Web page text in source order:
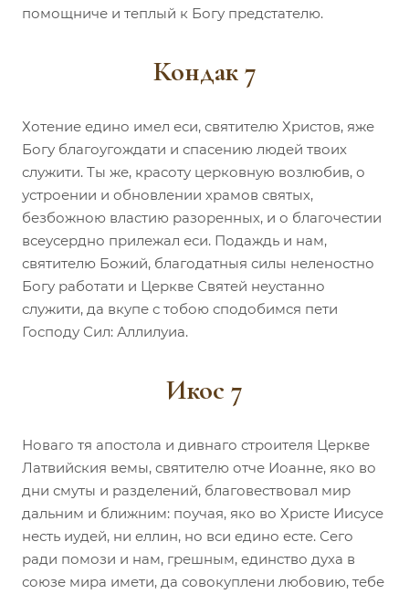
помощниче и теплый к Богу предстателю.
Кондак 7
Хотение едино имел еси, святителю Христов, яже
Богу благоугождати и спасению людей твоих
служити. Ты же, красоту церковную возлюбив, о
устроении и обновлении храмов святых,
безбожною властию разоренных, и о благочестии
всеусердно прилежал еси. Подаждь и нам,
святителю Божий, благодатныя силы неленостно
Богу работати и Церкве Святей неустанно
служити, да вкупе с тобою сподобимся пети
Господу Сил: Аллилуиа.
Икос 7
Новаго тя апостола и дивнаго строителя Церкве
Латвийския вемы, святителю отче Иоанне, яко во
дни смуты и разделений, благовествовал мир
дальним и ближним: поучая, яко во Христе Иисусе
несть иудей, ни еллин, но вси едино есте. Сего
ради помози и нам, грешным, единство духа в
союзе мира имети, да совокуплени любовию, тебе